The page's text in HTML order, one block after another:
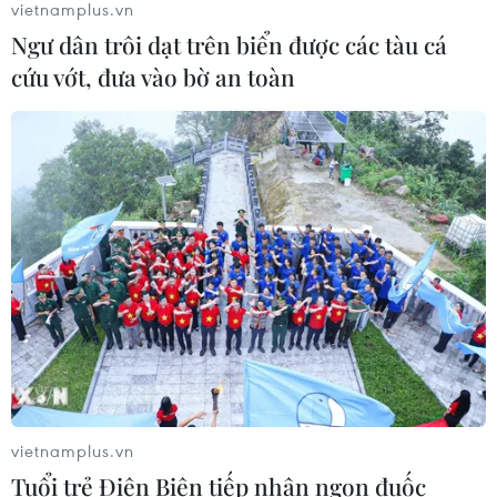
CƠ QUAN CHỦ QUẢN: THÔNG TẤN XÃ VIỆT NAM
Tổng Biên tập: TRẦN TIẾN DUẨN
Phó Tổng Biên tập: NGUYỄN THỊ TÁM, KHÚC THANH
THỦY
Sở hữu trí tuệ
Quy định sử dụng
RSS
Hỗ trợ
Ngôn ngữ
TTXVN
Dịch vụ tin
Quảng cáo
Liên hệ
vietnamplus.vn
Ngư dân trôi dạt trên biển được các tàu cá
cứu vớt, đưa vào bờ an toàn
vietnamplus.vn
Tuổi trẻ Điện Biên tiếp nhận ngọn đuốc